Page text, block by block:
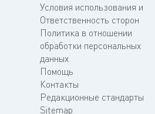
Условия использования и
Ответственность сторон
Политика в отношении
обработки персональных
данных
Помощь
Контакты
Редакционные стандарты
Sitemap